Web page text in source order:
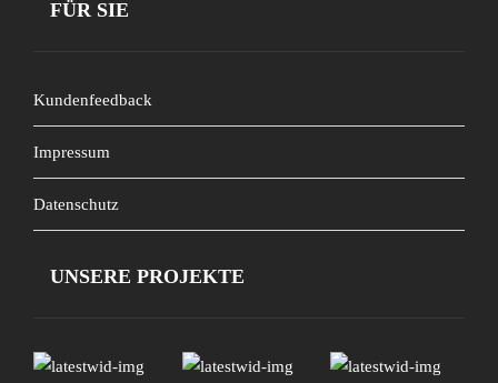
FÜR SIE
Kundenfeedback
Impressum
Datenschutz
UNSERE PROJEKTE